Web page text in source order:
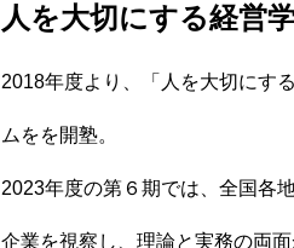
人を大切にする経営
2018年度より、「人を大切にす
ムをを開塾。
2023年度の第６期では、全国各
企業を視察し、理論と実務の両